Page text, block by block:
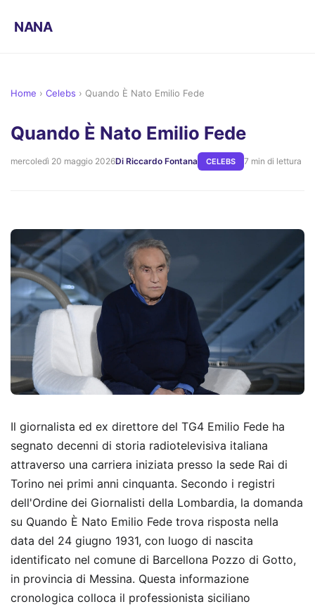
NANA
Home › Celebs › Quando È Nato Emilio Fede
Quando È Nato Emilio Fede
mercoledì 20 maggio 2026Di Riccardo Fontana CELEBS 7 min di lettura
Il giornalista ed ex direttore del TG4 Emilio Fede ha
segnato decenni di storia radiotelevisiva italiana
attraverso una carriera iniziata presso la sede Rai di
Torino nei primi anni cinquanta. Secondo i registri
dell'Ordine dei Giornalisti della Lombardia, la domanda
su Quando È Nato Emilio Fede trova risposta nella
data del 24 giugno 1931, con luogo di nascita
identificato nel comune di Barcellona Pozzo di Gotto,
in provincia di Messina. Questa informazione
cronologica colloca il professionista siciliano